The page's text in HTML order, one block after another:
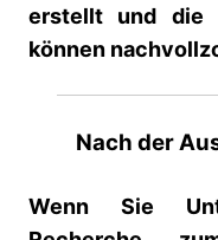
erstellt und die
können
Nach der
Wenn Sie